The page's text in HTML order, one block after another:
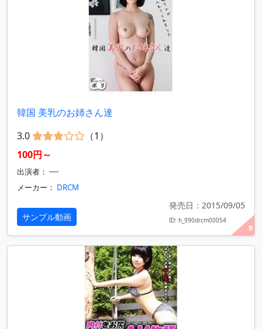
9
韓国 美乳のお姉さん達
3.0
（1）
100円～
出演者： ----
メーカー： DRCM
サンプル動画
発売日：2015/09/05
ID: h_990drcm00054